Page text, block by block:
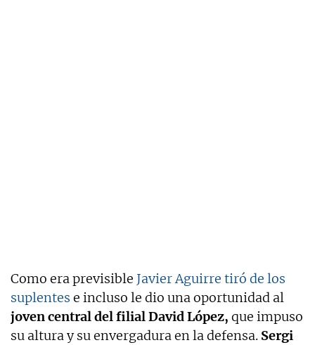
Como era previsible Javier Aguirre tiró de los
suplentes e incluso le dio una oportunidad al
joven central del filial David López, que impuso
su altura y su envergadura en la defensa. Sergi